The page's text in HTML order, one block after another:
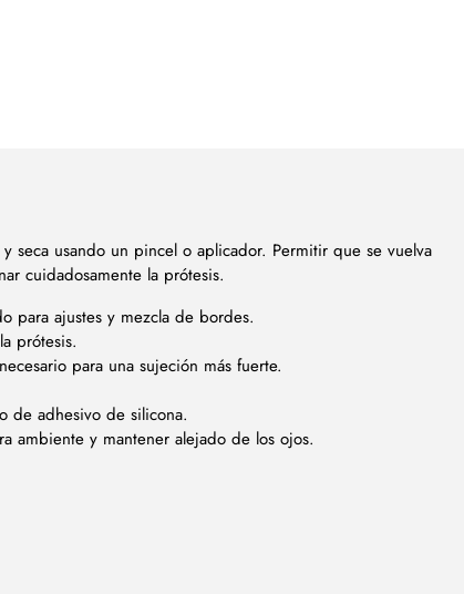
seca usando un pincel o aplicador. Permitir que se vuelva
cuidadosamente la prótesis.
para ajustes y mezcla de bordes.
prótesis.
para una sujeción más fuerte.
de adhesivo de silicona.
ambiente y mantener alejado de los ojos.